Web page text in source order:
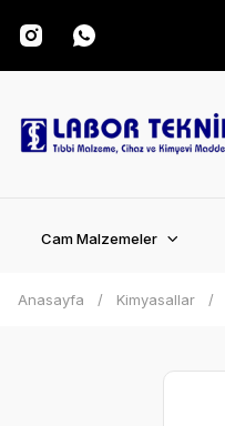
Cam Malzemeler
Anasayfa Kimyasallar